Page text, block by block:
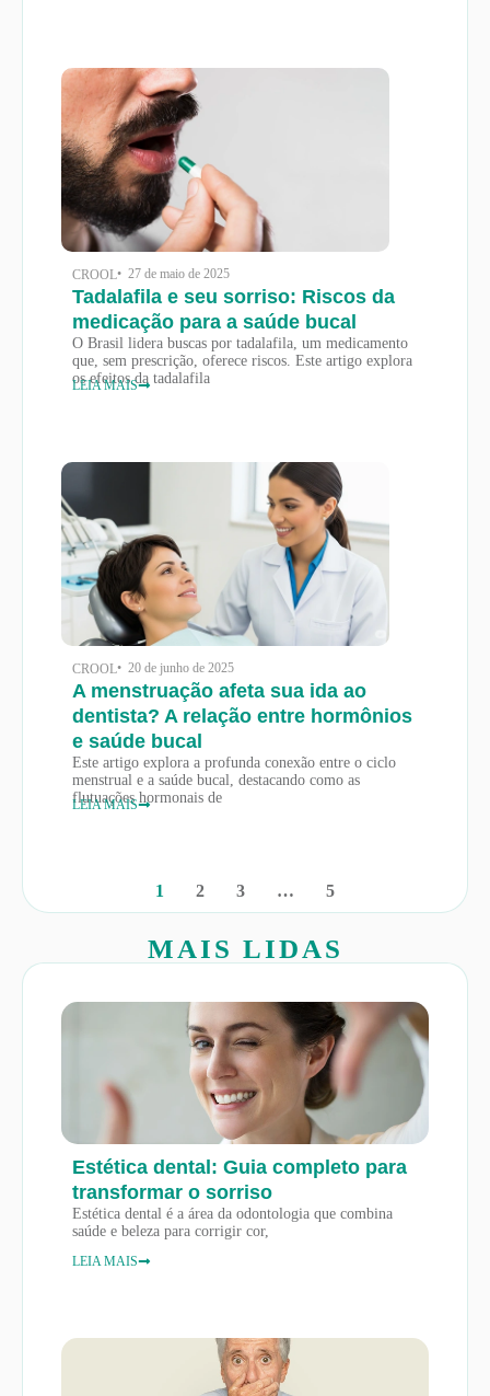
CROOL• 27 de maio de 2025
Tadalafila e seu sorriso: Riscos da
medicação para a saúde bucal
O Brasil lidera buscas por tadalafila, um medicamento
que, sem prescrição, oferece riscos. Este artigo explora
os efeitos da tadalafila
LEIA MAIS
CROOL• 20 de junho de 2025
A menstruação afeta sua ida ao
dentista? A relação entre hormônios
e saúde bucal
Este artigo explora a profunda conexão entre o ciclo
menstrual e a saúde bucal, destacando como as
flutuações hormonais de
LEIA MAIS
1 2 3 … 5
MAIS LIDAS
Estética dental: Guia completo para
transformar o sorriso
Estética dental é a área da odontologia que combina
saúde e beleza para corrigir cor,
LEIA MAIS